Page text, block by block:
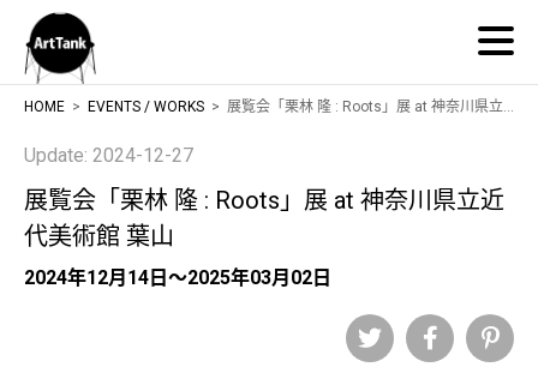
ArtTank
HOME EVENTS / WORKS 展覧会「栗林 隆 : Roots」展 at 神奈川県立近代美術館 葉山
Update: 2024-12-27
展覧会「栗林 隆 : Roots」展 at 神奈川県立近
代美術館 葉山
2024年12月14日～2025年03月02日